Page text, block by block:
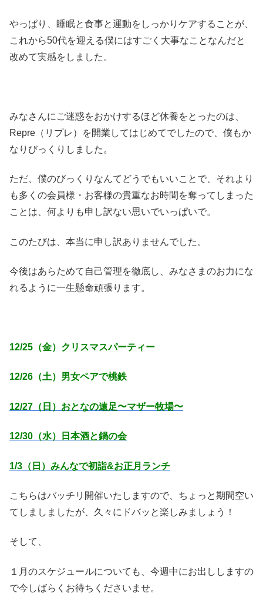
やっぱり、睡眠と食事と運動をしっかりケアすることが、
これから50代を迎える僕にはすごく大事なことなんだと
改めて実感をしました。
みなさんにご迷惑をおかけするほど休養をとったのは、
Repre（リプレ）を開業してはじめてでしたので、僕もか
なりびっくりしました。
ただ、僕のびっくりなんてどうでもいいことで、それより
も多くの会員様・お客様の貴重なお時間を奪ってしまった
ことは、何よりも申し訳ない思いでいっぱいで。
このたびは、本当に申し訳ありませんでした。
今後はあらためて自己管理を徹底し、みなさまのお力にな
れるように一生懸命頑張ります。
12/25（金）クリスマスパーティー
12/26（土）男女ペアで桃鉄
12/27（日）おとなの遠足〜マザー牧場〜
12/30（水）日本酒と鍋の会
1/3（日）みんなで初詣&お正月ランチ
こちらはバッチリ開催いたしますので、ちょっと期間空い
てしましましたが、久々にドバッと楽しみましょう！
そして、
１月のスケジュールについても、今週中にお出ししますの
で今しばらくお待ちくださいませ。